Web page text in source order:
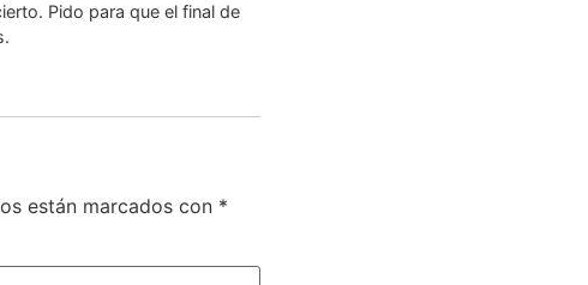
Pido para que el final de
están marcados con *